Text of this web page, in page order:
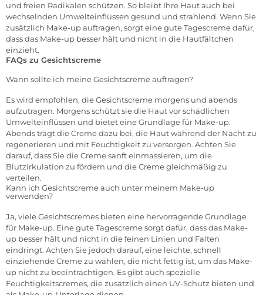
und freien Radikalen schützen. So bleibt Ihre Haut auch bei
wechselnden Umwelteinflüssen gesund und strahlend. Wenn Sie
zusätzlich Make-up auftragen, sorgt eine gute Tagescreme dafür,
dass das Make-up besser hält und nicht in die Hautfältchen
einzieht.
FAQs zu Gesichtscreme
Wann sollte ich meine Gesichtscreme auftragen?
Es wird empfohlen, die Gesichtscreme morgens und abends
aufzutragen. Morgens schützt sie die Haut vor schädlichen
Umwelteinflüssen und bietet eine Grundlage für Make-up.
Abends trägt die Creme dazu bei, die Haut während der Nacht zu
regenerieren und mit Feuchtigkeit zu versorgen. Achten Sie
darauf, dass Sie die Creme sanft einmassieren, um die
Blutzirkulation zu fördern und die Creme gleichmäßig zu
verteilen.
Kann ich Gesichtscreme auch unter meinem Make-up
verwenden?
Ja, viele Gesichtscremes bieten eine hervorragende Grundlage
für Make-up. Eine gute Tagescreme sorgt dafür, dass das Make-
up besser hält und nicht in die feinen Linien und Falten
eindringt. Achten Sie jedoch darauf, eine leichte, schnell
einziehende Creme zu wählen, die nicht fettig ist, um das Make-
up nicht zu beeinträchtigen. Es gibt auch spezielle
Feuchtigkeitscremes, die zusätzlich einen UV-Schutz bieten und